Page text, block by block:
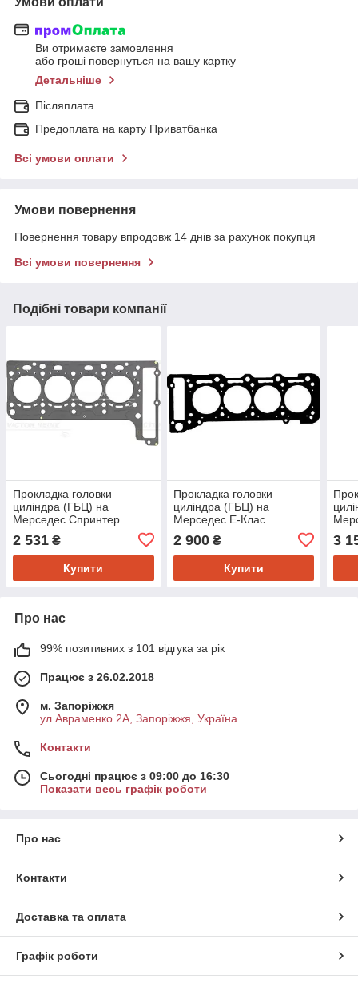
Ви отримаєте замовлення
або гроші повернуться на вашу картку
Детальніше
Післяплата
Предоплата на карту Приватбанка
Всі умови оплати
Умови повернення
Повернення товару впродовж 14 днів за рахунок покупця
Всі умови повернення
Подібні товари компанії
Прокладка головки
циліндра (ГБЦ) на
Мерседес Спринтер
(Mercedes Sprinter, Vito, C-
Class W202, W203, W204,
2 531 ₴
Купити
Прокладка головки
циліндра (ГБЦ) на
Мерседес E-Клас
(Mercedes E-Class W124,
W210, W211, W212, W204)
Reinz
2 900₴
Купити
3
Про нас
99% позитивних з 101 відгука за рік
Працює з 26.02.2018
м. Запоріжжя
ул Авраменко 2А, Запоріжжя, Україна
Контакти
Сьогодні працює з 09:00 до 16:30
Показати весь графік роботи
Про нас
Контакти
Доставка та оплата
Графік роботи